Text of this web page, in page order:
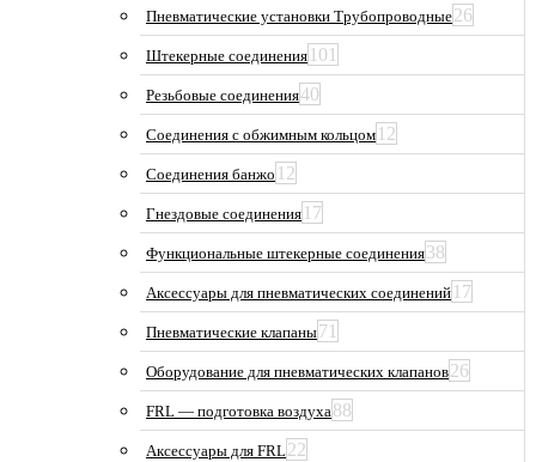
Пневматические установки Трубопроводные26
Штекерные соединения 101
Резьбовые соединения40
Соединения с обжимным кольцом 12
Соединения банжо 12
Гнездовые соединения 17
Функциональные штекерные соединения38
Аксессуары для пневматических соединений 17
Пневматические клапаны71
Оборудование для пневматических клапанов26
FRL — подготовка воздуха88
Аксессуары для FRL22